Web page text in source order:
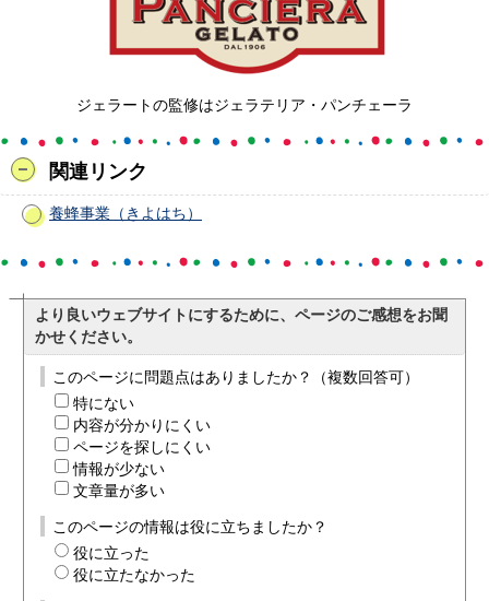
ジェラートの監修はジェラテリア・パンチェーラ
関連リンク
養蜂事業（きよはち）
より良いウェブサイトにするために、ページのご感想をお聞
かせください。
このページに問題点はありましたか？（複数回答可）
特にない
内容が分かりにくい
ページを探しにくい
情報が少ない
文章量が多い
このページの情報は役に立ちましたか？
役に立った
役に立たなかった